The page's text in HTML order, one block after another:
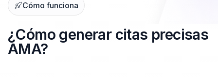
Cómo funciona
¿Cómo generar citas precisas
AMA?